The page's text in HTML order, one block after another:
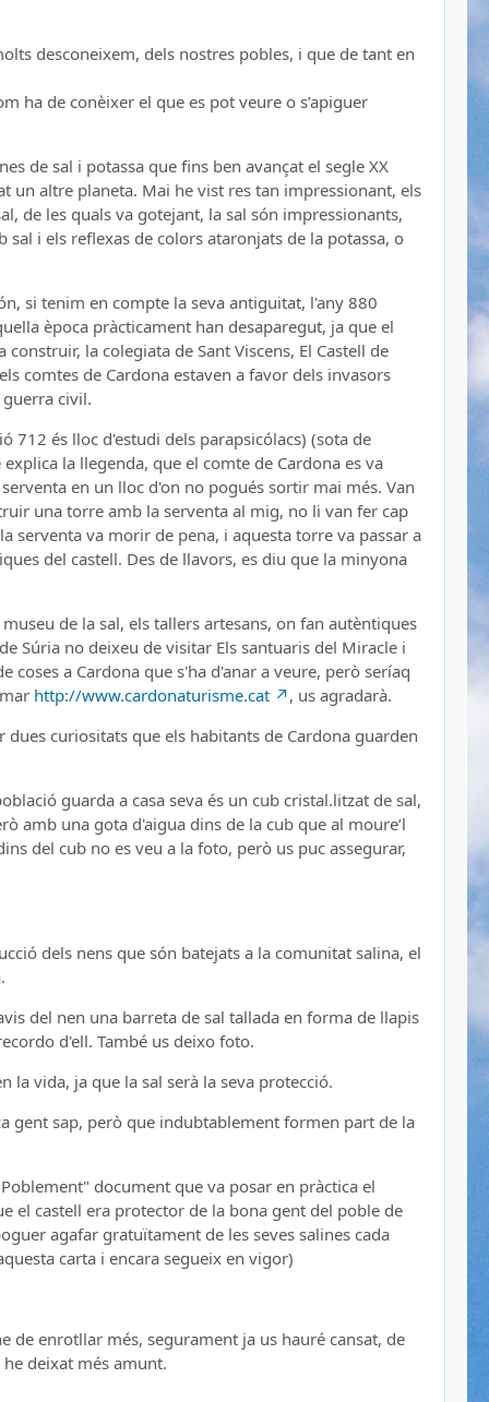
desconeixem, dels nostres pobles, i que de tant en
ha de conèixer el que es pot veure o s’apiguer
de sal i potassa que fins ben avançat el segle XX
un altre planeta. Mai he vist res tan impressionant, els
de les quals va gotejant, la sal són impressionants,
i els reflexas de colors ataronjats de la potassa, o
si tenim en compte la seva antiguitat, l'any 880
època pràcticament han desaparegut, ja que el
la colegiata de Sant Viscens, El Castell de
comtes de Cardona estaven a favor dels invasors
civil.
712 és lloc d'estudi dels parapsicólacs) (sota de
la llegenda, que el comte de Cardona es va
en un lloc d'on no pogués sortir mai més. Van
una torre amb la serventa al mig, no li van fer cap
serventa va morir de pena, i aquesta torre va passar a
del castell. Des de llavors, es diu que la minyona
de la sal, els tallers artesans, on fan autèntiques
Súria no deixeu de visitar Els santuaris del Miracle i
a Cardona que s'ha d'anar a veure, però seríaq
http://www.cardonaturisme.cat
, us agradarà.
curiositats que els habitants de Cardona guarden
guarda a casa seva és un cub cristal.litzat de sal,
amb una gota d'aigua dins de la cub que al moure’l
del cub no es veu a la foto, però us puc assegurar,
dels nens que són batejats a la comunitat salina, el
del nen una barreta de sal tallada en forma de llapis
d'ell. També us deixo foto.
la vida, ja que la sal serà la seva protecció.
gent sap, però que indubtablement formen part de la
document que va posar en pràctica el
el castell era protector de la bona gent del poble de
agafar gratuïtament de les seves salines cada
carta i encara segueix en vigor)
de enrotllar més, segurament ja us hauré cansat, de
deixat més amunt.